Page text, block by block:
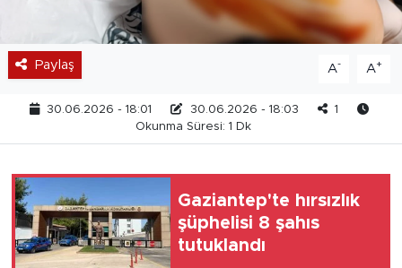
Paylaş A- A+
30.06.2026 - 18:01 30.06.2026 - 18:03
1
Okunma Süresi: 1 Dk
Gaziantep'te hırsızlık
şüphelisi 8 şahıs
tutuklandı